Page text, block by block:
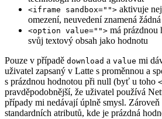
<iframe sandbox=""> aktivuje
omezení, neuvedení znamená
<option value=""> má prázdnou
svůj textový obsah jako hodnotu
Pouze v případě download a value mi
uživatel zapsaný v Latte s proměnnou a
s prázdnou hodnotou při null (byť u toho
pravděpodobnější, že uživatel používá
případy mi nedávají úplně smysl. Zároveň
standardních atributů, kde je prázdná